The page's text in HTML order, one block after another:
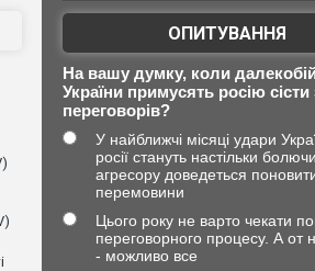
ОПИТУВАННЯ
На вашу думку, коли
України примусять росію сісти
переговорів?
У найближчі місяці удари
росії стануть настільки
агресору доведеться
перемовини
Цього року не варто чекати
переговорного процесу. А от
- можливо все